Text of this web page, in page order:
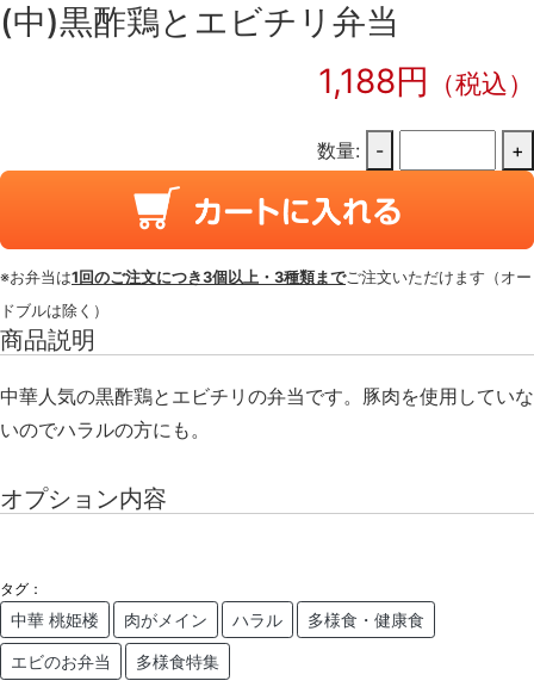
(中)黒酢鶏とエビチリ弁当
1,188円
（税込）
数量: - +
※お弁当は1回のご注文につき3個以上・3種類までご注文いただけます（オー
ドブルは除く）
商品説明
中華人気の黒酢鶏とエビチリの弁当です。豚肉を使用していな
いのでハラルの方にも。
オプション内容
タグ：
中華 桃姫楼 肉がメイン ハラル 多様食・健康食
エビのお弁当 多様食特集